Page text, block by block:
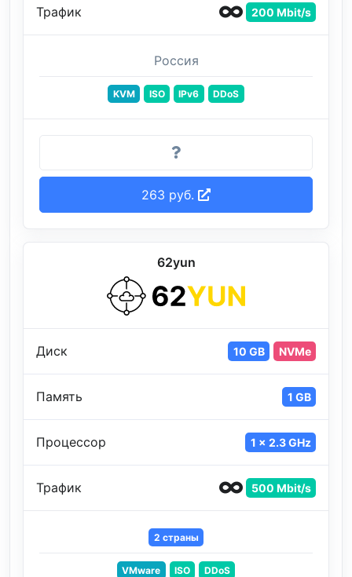
Трафик 200 Mbit/s
Россия
KVM ISO IPv6 DDoS
263 руб.
62yun
Диск 10 GB NVMe
Память 1 GB
Процессор 1 x 2.3 GHz
Трафик 500 Mbit/s
2 страны
VMware ISO DDoS